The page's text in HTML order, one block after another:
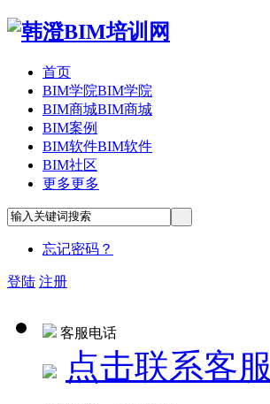
首页
BIM学院BIM学院
BIM商城BIM商城
BIM案例
BIM软件BIM软件
BIM社区
更多更多
忘记密码？
登陆 注册
客服电话
点击联系客服